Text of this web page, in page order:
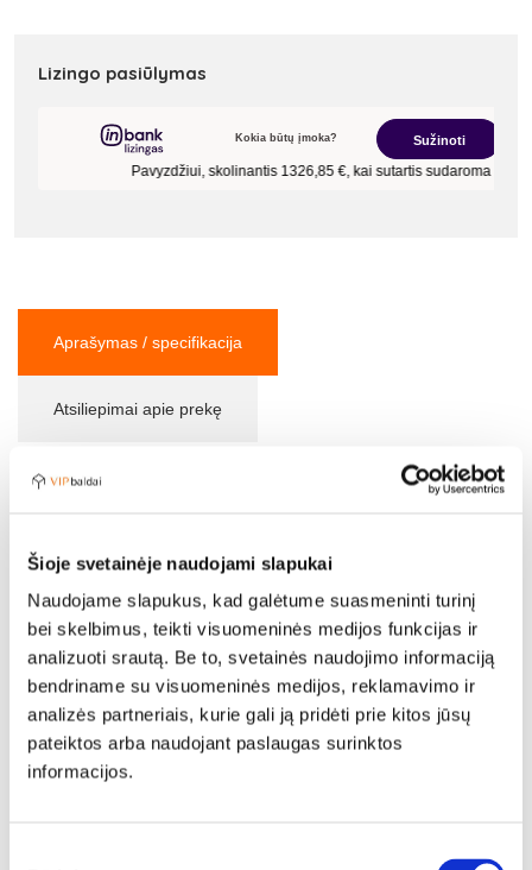
Šioje svetainėje naudojami slapukai
Naudojame slapukus, kad galėtume suasmeninti turinį
bei skelbimus, teikti visuomeninės medijos funkcijas ir
analizuoti srautą. Be to, svetainės naudojimo informaciją
bendriname su visuomeninės medijos, reklamavimo ir
analizės partneriais, kurie gali ją pridėti prie kitos jūsų
pateiktos arba naudojant paslaugas surinktos
informacijos.
Lizingo pasiūlymas
Aprašymas / specifikacija
Atsiliepimai apie prekę
Gylis: 63 cm
Prieškambario spintos – talpūs ir labai funkcionalūs baldai,
be kurių prieškambariai sunkiai įsivaizduojami. Net mažame
koridoriuje stengiamasi įterpti stilingą, kompaktišką spintą,
nes tai nepamainomas baldas lauko drabužiams, avalynei ir
kitiems daiktams laikyti.